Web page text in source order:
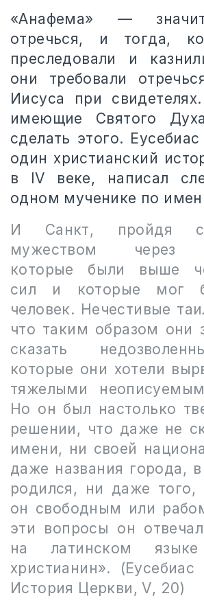
«Анафема» —
отречься, и тогда,
преследовали и
они требовали
Иисуса при
имеющие Святого
сделать этого.
один христианский
в IV веке, написал
одном мученике по
И Санкт, пройдя
мужеством через
которые были выше
сил и которые мог
человек. Нечестивые
что таким образом они
сказать
которые они хотели
тяжелыми
Но он был настолько
решении, что даже не
имени, ни своей
даже названия города,
родился, ни даже того,
он свободным или
эти вопросы он
на латинском
христианин».
История Церкви,V, 20)